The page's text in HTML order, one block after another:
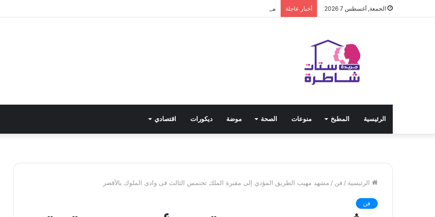
الجمعة, أغسطس 7 2026 أخبار عاجلة مياه الشرب بالجيزة: قطع المياه عن عدد من المناطق بالهرم
الرئيسية المطبخ منوعات الصحة موضة ديكورات اقتصادي
الرئيسية / فن / مشهد مهيب الطريق المؤدي إلى مقبرة الملك تحتمس الثالث فى وادى الملوك بالأقصر
فن